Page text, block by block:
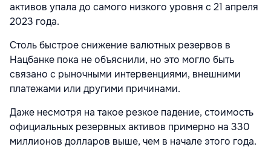
активов упала до самого низкого уровня с 21 апреля
2023 года.
Столь быстрое снижение валютных резервов в
Нацбанке пока не объяснили, но это могло быть
связано с рыночными интервенциями, внешними
платежами или другими причинами.
Даже несмотря на такое резкое падение, стоимость
официальных резервных активов примерно на 330
миллионов долларов выше, чем в начале этого года.